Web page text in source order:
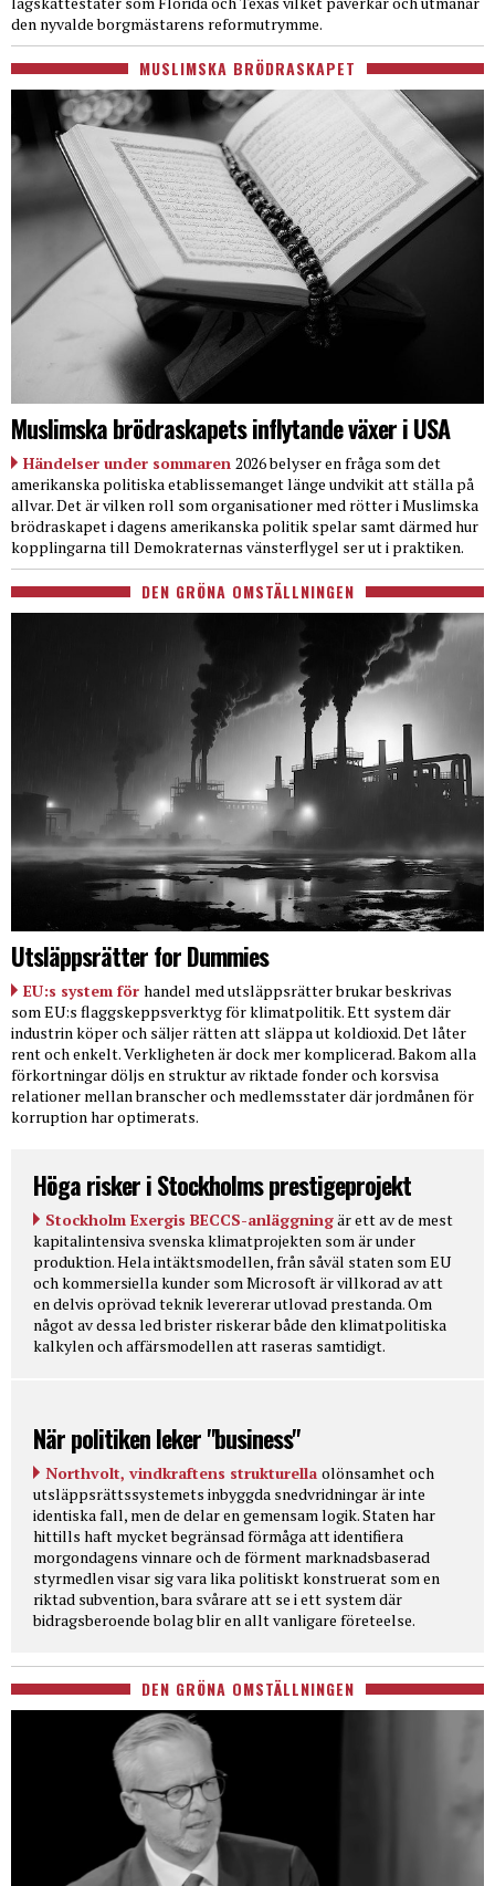
den nyvalde borgmästarens reformutrymme.
MUSLIMSKA BRÖDRASKAPET
Muslimska brödraskapets inflytande växer i USA
Händelser under sommaren 2026 belyser en fråga som det
amerikanska politiska etablissemanget länge undvikit att ställa på
allvar. Det är vilken roll som organisationer med rötter i Muslimska
brödraskapet i dagens amerikanska politik spelar samt därmed hur
kopplingarna till Demokraternas vänsterflygel ser ut i praktiken.
DEN GRÖNA OMSTÄLLNINGEN
Utsläppsrätter for Dummies
EU:s system för handel med utsläppsrätter brukar beskrivas
som EU:s flaggskeppsverktyg för klimatpolitik. Ett system där
industrin köper och säljer rätten att släppa ut koldioxid. Det låter
rent och enkelt. Verkligheten är dock mer komplicerad. Bakom alla
förkortningar döljs en struktur av riktade fonder och korsvisa
relationer mellan branscher och medlemsstater där jordmånen för
korruption har optimerats.
Höga risker i Stockholms prestigeprojekt
Stockholm Exergis BECCS-anläggningär ett av de mest
kapitalintensiva svenska klimatprojekten som är under
produktion. Hela intäktsmodellen, från såväl staten som EU
och kommersiella kunder som Microsoft är villkorad av att
en delvis oprövad teknik levererar utlovad prestanda. Om
något av dessa led brister riskerar både den klimatpolitiska
kalkylen och affärsmodellen att raseras samtidigt.
När politiken leker "business"
Northvolt, vindkraftens strukturella olönsamhet och
utsläppsrättssystemets inbyggda snedvridningar är inte
identiska fall, men de delar en gemensam logik. Staten har
hittills haft mycket begränsad förmåga att identifiera
morgondagens vinnare och de förment marknadsbaserad
styrmedlen visar sig vara lika politiskt konstruerat som en
riktad subvention, bara svårare att se i ett system där
bidragsberoende bolag blir en allt vanligare företeelse.
DEN GRÖNA OMSTÄLLNINGEN